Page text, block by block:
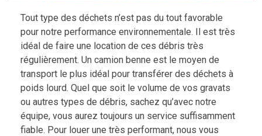
Tout type des déchets n’est pas du tout favorable
pour notre performance environnementale. Il est très
idéal de faire une location de ces débris très
régulièrement. Un camion benne est le moyen de
transport le plus idéal pour transférer des déchets à
poids lourd. Quel que soit le volume de vos gravats
ou autres types de débris, sachez qu’avec notre
équipe, vous aurez toujours un service suffisamment
fiable. Pour louer une très performant, nous vous